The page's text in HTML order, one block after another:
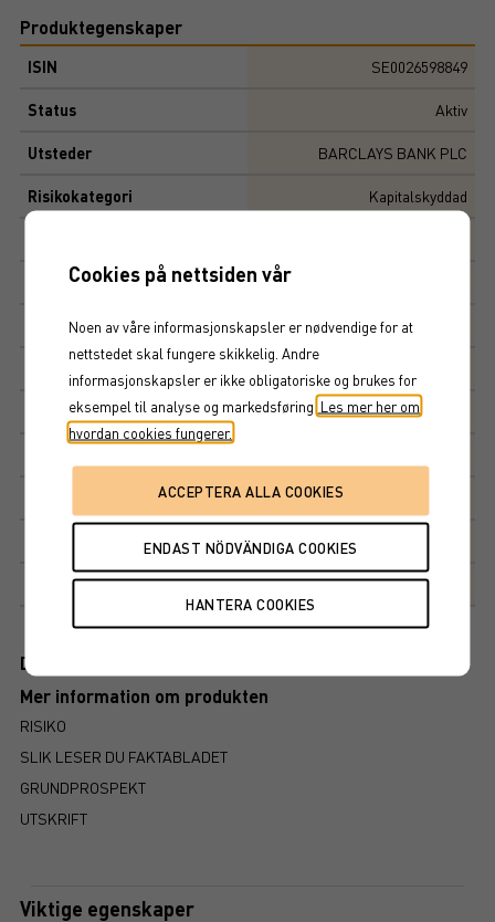
Produktegenskaper
ISIN SE0026598849
Status Aktiv
Utsteder BARCLAYS BANK PLC
Risikokategori Kapitalskyddad
Løpetid
Initial risiko
Multippel 10 000 SEK
Kapitalbeskyttelse
Avkastningsfaktor
Markedsplass NASDAQ STOCKHOLM AB
Dokument
Mer information om produkten
RISIKO
SLIK LESER DU FAKTABLADET
GRUNDPROSPEKT
UTSKRIFT
Viktige egenskaper
Cookies på nettsiden vår
Noen av våre informasjonskapsler er nødvendige for at
nettstedet skal fungere skikkelig. Andre
informasjonskapsler er ikke obligatoriske og brukes for
eksempel til analyse og markedsføring. Les mer her om
hvordan cookies fungerer.